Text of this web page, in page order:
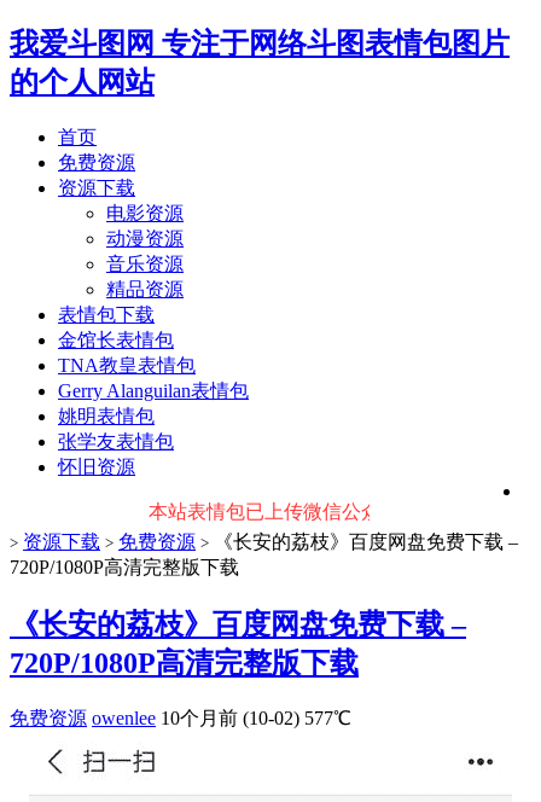
我爱斗图网 专注于网络斗图表情包图片
的个人网站
首页
免费资源
资源下载
电影资源
动漫资源
音乐资源
精品资源
表情包下载
金馆长表情包
TNA教皇表情包
Gerry Alanguilan表情包
姚明表情包
张学友表情包
怀旧资源
本站表情包已上传微信公众号：表情包幼稚园
> 资源下载 > 免费资源 >
《长安的荔枝》百度网盘免费下载 –
720P/1080P高清完整版下载
《长安的荔枝》百度网盘免费下载 –
720P/1080P高清完整版下载
免费资源 owenlee 10个月前 (10-02) 577℃